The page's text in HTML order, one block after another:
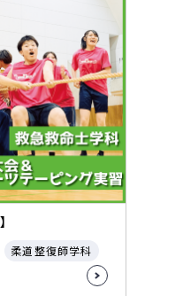
柔道整復師学科